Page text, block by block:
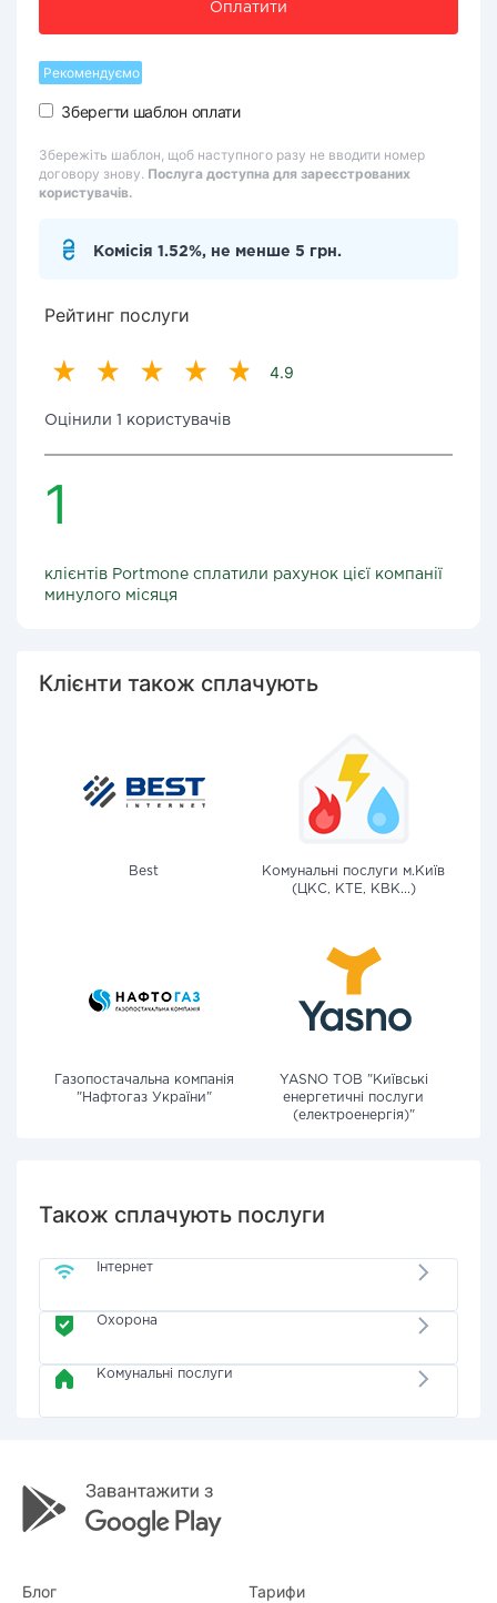
Оплатити
Рекомендуємо
Зберегти шаблон оплати
Збережіть шаблон, щоб наступного разу не вводити номер
договору знову. Послуга доступна для зареєстрованих
користувачів.
Комісія 1.52%, не менше 5 грн.
Рейтинг послуги
4.9
Оцінили 1 користувачів
1
клієнтів Portmone сплатили рахунок цієї компанії
минулого місяця
Клієнти також сплачують
Best
Комунальні послуги м.Київ
(ЦКС, КТЕ, КВК...)
Газопостачальна компанія
"Нафтогаз України"
YASNO ТОВ "Київські
енергетичні послуги
(електроенергія)"
Також сплачують послуги
Інтернет
Охорона
Комунальні послуги
Блог Тарифи